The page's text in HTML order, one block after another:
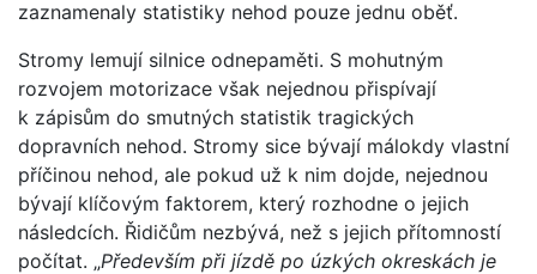
zaznamenaly statistiky nehod pouze jednu oběť.
Stromy lemují silnice odnepaměti. S mohutným
rozvojem motorizace však nejednou přispívají
k zápisům do smutných statistik tragických
dopravních nehod. Stromy sice bývají málokdy vlastní
příčinou nehod, ale pokud už k nim dojde, nejednou
bývají klíčovým faktorem, který rozhodne o jejich
následcích. Řidičům nezbývá, než s jejich přítomností
počítat. „Především při jízdě po úzkých okreskách je